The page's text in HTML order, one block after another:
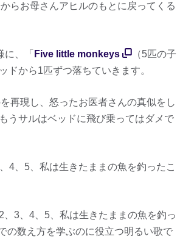
らお母さんアヒルのもとに戻ってくる
に、「 Five little monkeys
（5匹の子
ドから1匹ずつ落ちていきます。
再現し、怒ったお医者さんの真似をし
うサルはベッドに飛び乗ってはダメで
4、5、私は生きたままの魚を釣ったこ
2、3、4、5、私は生きたままの魚を釣っ
の数え方を学ぶのに役立つ明るい歌で